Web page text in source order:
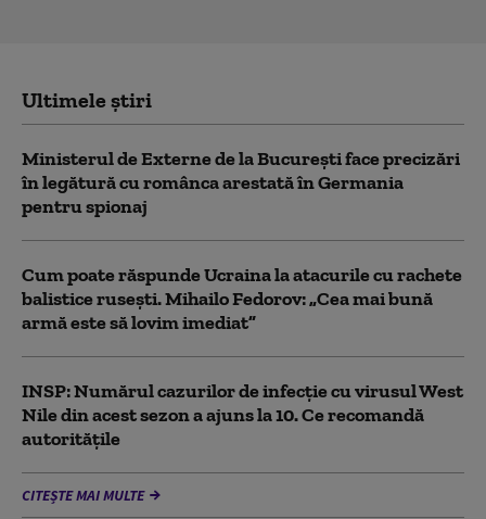
Ultimele știri
Ministerul de Externe de la București face precizări
în legătură cu românca arestată în Germania
pentru spionaj
Cum poate răspunde Ucraina la atacurile cu rachete
balistice rusești. Mihailo Fedorov: „Cea mai bună
armă este să lovim imediat”
INSP: Numărul cazurilor de infecţie cu virusul West
Nile din acest sezon a ajuns la 10. Ce recomandă
autoritățile
CITEȘTE MAI MULTE